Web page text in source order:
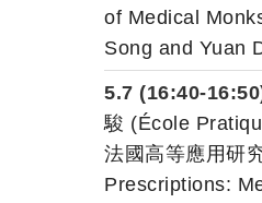
of Medical
Song and Yuan
5.7 (16:40-
駿 (École
法國高等應用研
Prescriptions: